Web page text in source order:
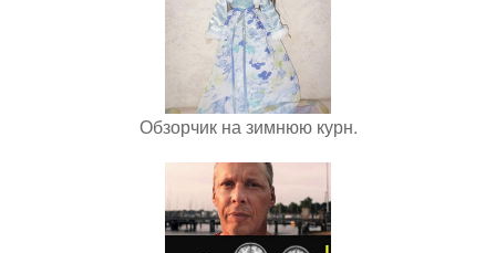
Обзорчик на зимнюю курн.